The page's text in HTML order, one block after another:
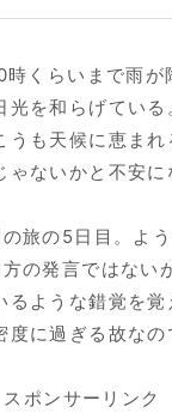
くらいまで雨が
光を和らげてい
うも天候に恵ま
ないかと不安に
旅の5日目。よ
の発言ではない
るような錯覚を
に過ぎる故なの
スポンサーリンク